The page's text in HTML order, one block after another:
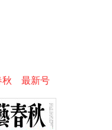
秋 最新号